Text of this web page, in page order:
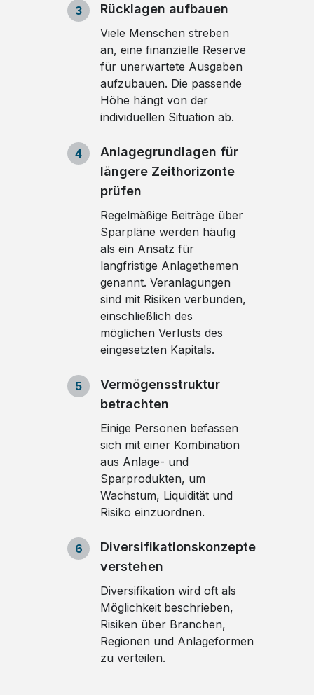
3 Rücklagen aufbauen
Viele Menschen streben
an, eine finanzielle Reserve
für unerwartete Ausgaben
aufzubauen. Die passende
Höhe hängt von der
individuellen Situation ab.
4
Anlagegrundlagen für
längere Zeithorizonte
prüfen
Regelmäßige Beiträge über
Sparpläne werden häufig
als ein Ansatz für
langfristige Anlagethemen
genannt. Veranlagungen
sind mit Risiken verbunden,
einschließlich des
möglichen Verlusts des
eingesetzten Kapitals.
5
Vermögensstruktur
betrachten
Einige Personen befassen
sich mit einer Kombination
aus Anlage- und
Sparprodukten, um
Wachstum, Liquidität und
Risiko einzuordnen.
6
Diversifikationskonzepte
verstehen
Diversifikation wird oft als
Möglichkeit beschrieben,
Risiken über Branchen,
Regionen und Anlageformen
zu verteilen.